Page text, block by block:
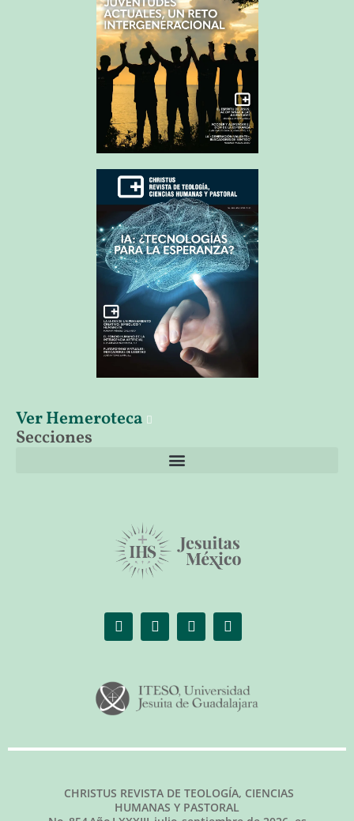
Ver Hemeroteca
Secciones
CHRISTUS REVISTA DE TEOLOGÍA, CIENCIAS
HUMANAS Y PASTORAL